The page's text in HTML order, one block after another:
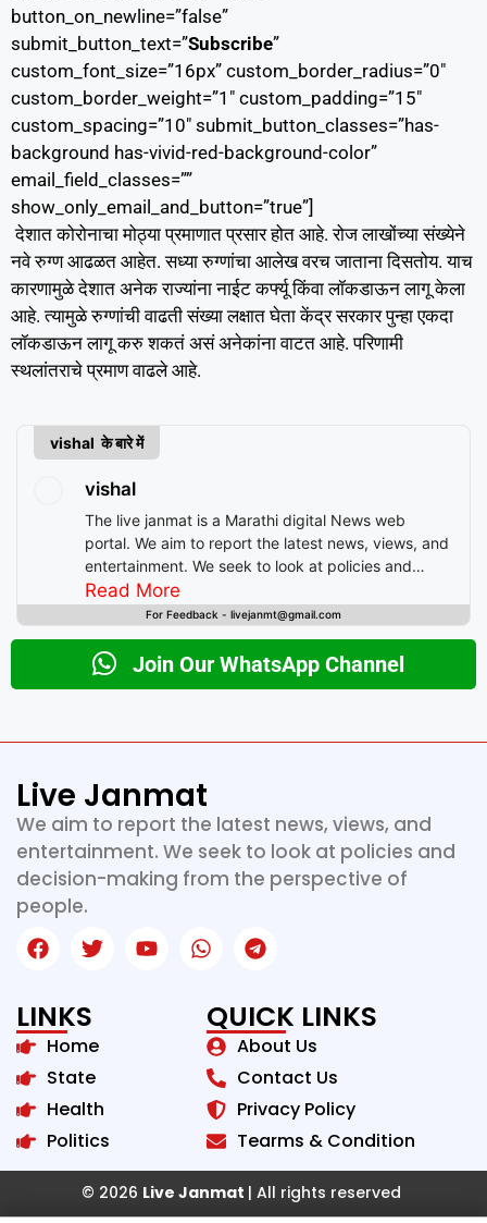
button_on_newline=”false”
submit_button_text=”Subscribe”
custom_font_size=”16px” custom_border_radius=”0″
custom_border_weight=”1″ custom_padding=”15″
custom_spacing=”10″ submit_button_classes=”has-
background has-vivid-red-background-color”
email_field_classes=””
show_only_email_and_button=”true”]
देशात कोरोनाचा मोठ्या प्रमाणात प्रसार होत आहे. रोज लाखोंच्या संख्येने
नवे रुग्ण आढळत आहेत. सध्या रुग्णांचा आलेख वरच जाताना दिसतोय. याच
कारणामुळे देशात अनेक राज्यांना नाईट कर्फ्यू किंवा लॉकडाऊन लागू केला
आहे. त्यामुळे रुग्णांची वाढती संख्या लक्षात घेता केंद्र सरकार पुन्हा एकदा
लॉकडाऊन लागू करु शकतं असं अनेकांना वाटत आहे. परिणामी
स्थलांतराचे प्रमाण वाढले आहे.
vishal के बारे में
vishal
The live janmat is a Marathi digital News web
portal. We aim to report the latest news, views, and
entertainment. We seek to look at policies and
decision-making from the perspective of people.
Read More
For Feedback - livejanmt@gmail.com
Join Our WhatsApp Channel
Live Janmat
We aim to report the latest news, views, and
entertainment. We seek to look at policies and
decision-making from the perspective of
people.
LINKS
Home
State
Health
Politics
QUICK LINKS
About Us
Contact Us
Privacy Policy
Tearms & Condition
© 2026 Live Janmat | All rights reserved